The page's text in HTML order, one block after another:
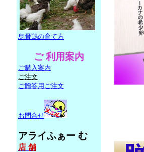
烏骨鶏の育て方
ご 利用案内
ご購入案内
ご注文
ご贈答用ご注文
お問合せ
アライふぁー む
店 舗